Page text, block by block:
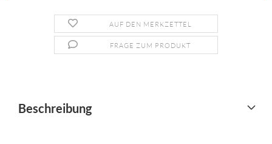
AUF DEN MERKZETTEL
FRAGE ZUM PRODUKT
Beschreibung